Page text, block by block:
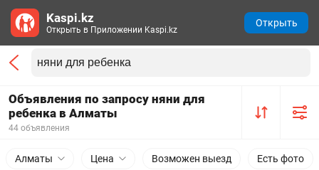
Объявления по запросу няни для
ребенка в Алматы
44 объявления
Алматы Цена Возможен выезд Есть фото
Kaspi.kz
Открыть в Приложении Kaspi.kz
Открыть